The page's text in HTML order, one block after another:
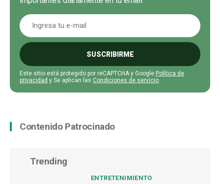
SUSCRIBIRME
Este sitio está protegido por reCAPTCHA y Google Política de
privacidad y Se aplican las Condiciones de servicio
Contenido Patrocinado
Trending
ENTRETENIMIENTO